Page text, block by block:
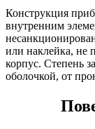
Конструкция
внутренним
или наклейка, не
корпус. Степень
оболочкой, от